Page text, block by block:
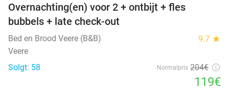
Overnachting(en) voor 2 + ontbijt + fles
bubbels + late check-out
Bed en Brood Veere (B&B) 9.7 star
Veere
Solgt: 58
Normalpris 204€
119€